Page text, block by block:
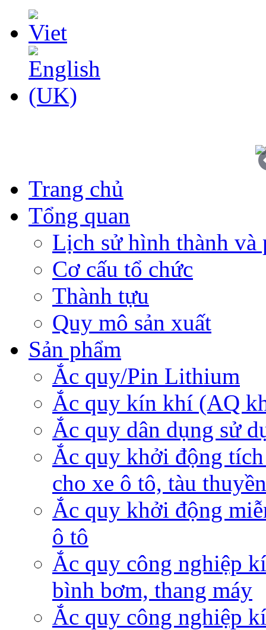
Trang chủ
Tổng quan
Lịch sử hình thành và
Cơ cấu tổ chức
Thành tựu
Quy mô sản xuất
Sản phẩm
Ắc quy/Pin Lithium
Ắc quy kín khí (AQ
Ắc quy dân dụng sử
Ắc quy khởi động
cho xe ô tô, tàu thuyền
Ắc quy khởi động
ô tô
Ắc quy công nghiệp
bình bơm, thang máy
Ắc quy công nghiệp